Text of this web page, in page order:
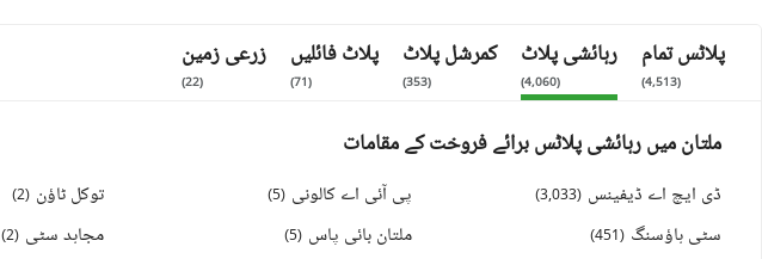
پلاٹس تمام
(
4,513
)
رہائشی پلاٹ
(
4,060
)
کمرشل پلاٹ
(
353
)
پلاٹ فائلیں
(
71
)
زرعی زمین
(
22
)
ملتان میں رہائشی پلاٹس برائے فروخت کے مقامات
ڈی ایچ اے ڈیفینس (
3,033
)
سٹی ہاؤسنگ (
451
)
پی آئی اے کالونی (
5
)
ملتان بائی پاس (
5
)
توکل ٹاؤن (
2
)
مجاہد سٹی (
2
)